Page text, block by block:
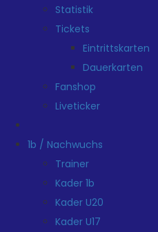
Statistik
Tickets
Eintrittskarten
Dauerkarten
Fanshop
Liveticker
1b / Nachwuchs
Trainer
Kader 1b
Kader U20
Kader U17